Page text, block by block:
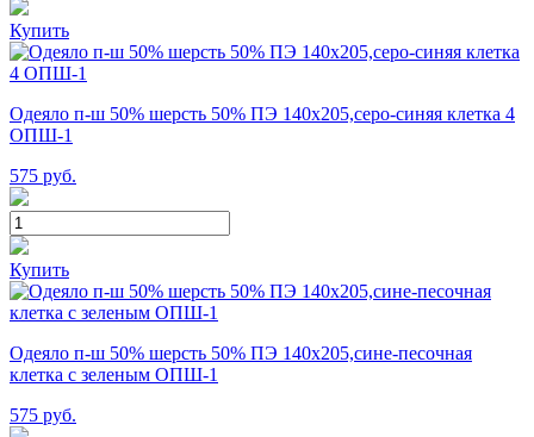
Купить
Одеяло п-ш 50% шерсть 50% ПЭ 140х205,серо-синяя клетка 4
ОПШ-1
575 руб.
Купить
Одеяло п-ш 50% шерсть 50% ПЭ 140х205,сине-песочная
клетка с зеленым ОПШ-1
575 руб.